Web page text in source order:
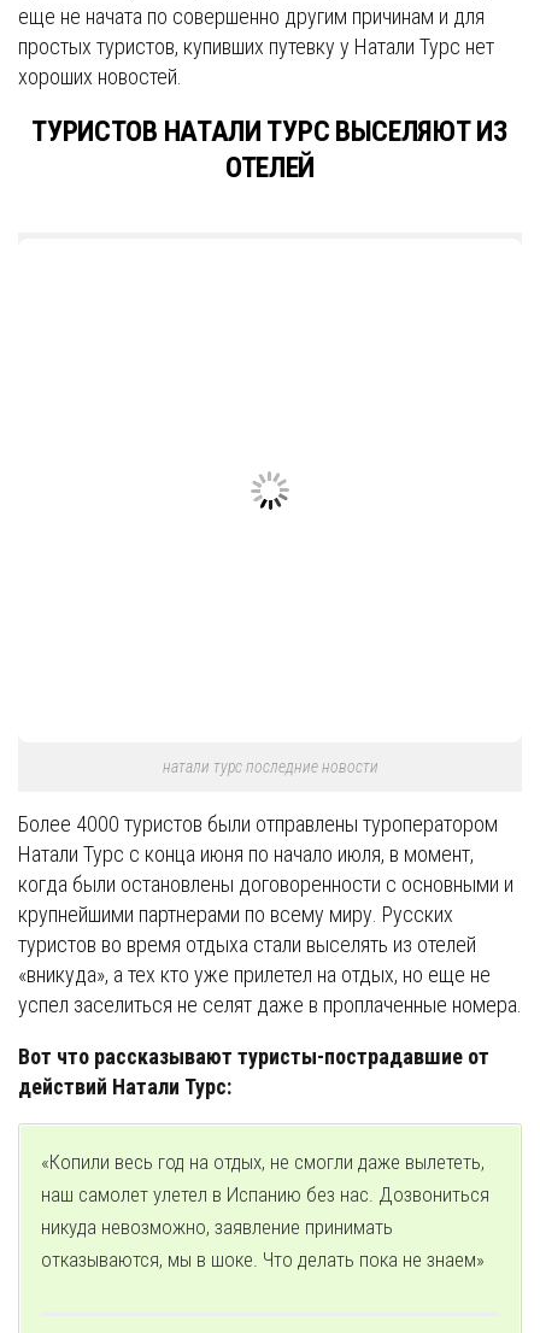
еще не начата по совершенно другим причинам и для
простых туристов, купивших путевку у Натали Турс нет
хороших новостей.
ТУРИСТОВ НАТАЛИ ТУРС ВЫСЕЛЯЮТ ИЗ
ОТЕЛЕЙ
натали турс последние новости
Более 4000 туристов были отправлены туроператором
Натали Турс с конца июня по начало июля, в момент,
когда были остановлены договоренности с основными и
крупнейшими партнерами по всему миру. Русских
туристов во время отдыха стали выселять из отелей
«вникуда», а тех кто уже прилетел на отдых, но еще не
успел заселиться не селят даже в проплаченные номера.
Вот что рассказывают туристы-пострадавшие от
действий Натали Турс:
«Копили весь год на отдых, не смогли даже вылететь,
наш самолет улетел в Испанию без нас. Дозвониться
никуда невозможно, заявление принимать
отказываются, мы в шоке. Что делать пока не знаем»